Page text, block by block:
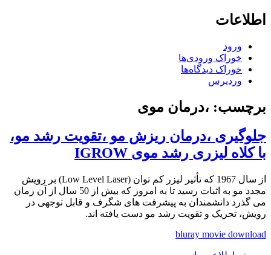
اطلاعات
ورود
خوراک ورودی‌ها
خوراک دیدگاه‌ها
وردپرس
برچسب: ،درمان موی
جلوگیری ،درمان ریزش مو ،تقویت رشد مو،
با کلاه لیزری رشد موی IGROW
از سال 1967 که تأثیر لیزر کم توان (Low Level Laser) بر رویش
مجدد مو به اثبات رسید تا به امروز که بیش از 50 سال از آن زمان
می گذرد دانشمندان به پیشرفت های شگرف و قابل توجهی در
رویش، تحریک و تقویت رشد مو دست یافته اند.
bluray movie download